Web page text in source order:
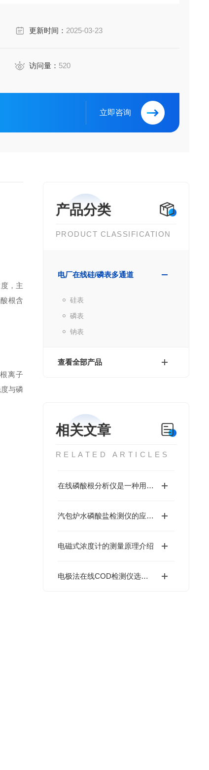
更新时间： 2025-03-23
访问量： 520
立即咨询
产品分类
PRODUCT CLASSIFICATION
电厂在线硅/磷表多通道
硅表
磷表
钠表
查看全部产品
相关文章
RELATED ARTICLES
在线磷酸根分析仪是一种用于实时监测水体中磷酸根离子浓度的设备
汽包炉水磷酸盐检测仪的应用场景介绍
电磁式浓度计的测量原理介绍
电极法在线COD检测仪选购指南：无试剂、快响应、选型全攻略
，主
根含
离子
与磷